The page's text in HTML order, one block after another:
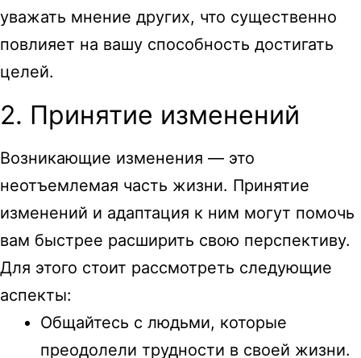
уважать мнение других, что существенно
повлияет на вашу способность достигать
целей.
2. Принятие изменений
Возникающие изменения — это
неотъемлемая часть жизни. Принятие
изменений и адаптация к ним могут помочь
вам быстрее расширить свою перспективу.
Для этого стоит рассмотреть следующие
аспекты:
Общайтесь с людьми, которые
преодолели трудности в своей жизни.